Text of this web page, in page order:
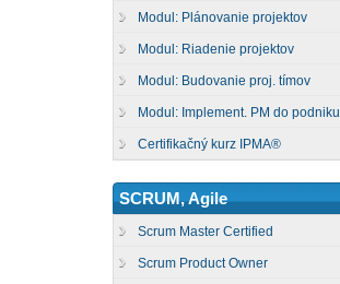
Modul: Plánovanie projektov
Modul: Riadenie projektov
Modul: Budovanie proj. tímov
Modul: Implement. PM do podniku
Certifikačný kurz IPMA®
SCRUM, Agile
Scrum Master Certified
Scrum Product Owner